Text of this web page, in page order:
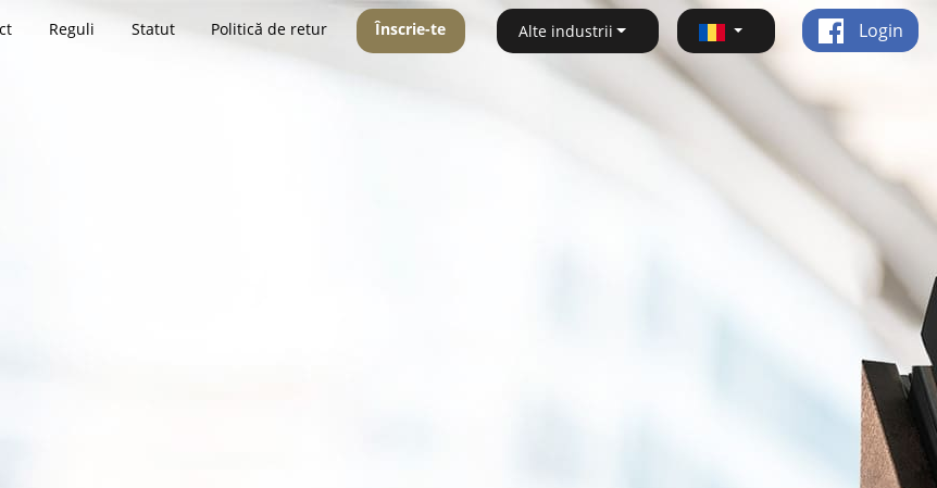
Reguli Statut Politică de retur Înscrie-te Alte industrii Login